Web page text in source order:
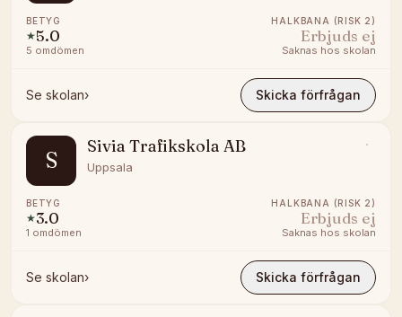
BETYG
★5.0
5 omdömen
HALKBANA (RISK 2)
Erbjuds ej
Saknas hos skolan
Se skolan› Skicka förfrågan
S
Sivia Trafikskola AB
Uppsala
BETYG
★3.0
1 omdömen
HALKBANA (RISK 2)
Erbjuds ej
Saknas hos skolan
Se skolan› Skicka förfrågan